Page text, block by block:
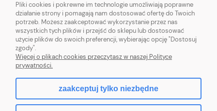
INFORMACJE
PŁATNOŚCI I DOSTAWA
POMOC
MOJE KONTO
Pliki cookies i pokrewne im technologie umożliwiają poprawne
działanie strony i pomagają nam dostosować ofertę do Twoich
potrzeb. Możesz zaakceptować wykorzystanie przez nas
wszystkich tych plików i przejść do sklepu lub dostosować
użycie plików do swoich preferencji, wybierając opcję "Dostosuj
zgody".
Więcej o plikach cookies przeczytasz w naszej Polityce
prywatności.
zaakceptuj tylko niezbędne